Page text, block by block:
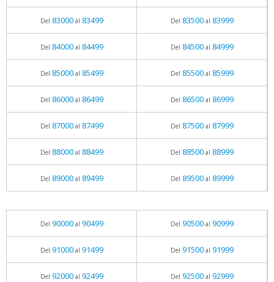
Del 83000al 83499 Del 83500al 83999
Del 84000al 84499 Del 84500al 84999
Del 85000al 85499 Del 85500al 85999
Del 86000al 86499 Del 86500al 86999
Del 87000al 87499 Del 87500al 87999
Del 88000al 88499 Del 88500al 88999
Del 89000al 89499 Del 89500al 89999
Del 90000al 90499 Del 90500al 90999
Del 91000al 91499 Del 91500al 91999
Del 92000al 92499 Del 92500al 92999